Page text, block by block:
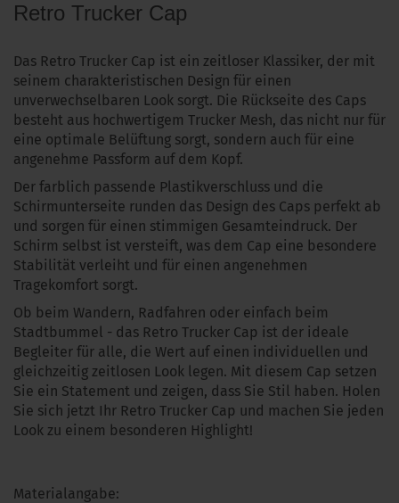
Retro Trucker Cap
Das Retro Trucker Cap ist ein zeitloser Klassiker, der mit
seinem charakteristischen Design für einen
unverwechselbaren Look sorgt. Die Rückseite des Caps
besteht aus hochwertigem Trucker Mesh, das nicht nur für
eine optimale Belüftung sorgt, sondern auch für eine
angenehme Passform auf dem Kopf.
Der farblich passende Plastikverschluss und die
Schirmunterseite runden das Design des Caps perfekt ab
und sorgen für einen stimmigen Gesamteindruck. Der
Schirm selbst ist versteift, was dem Cap eine besondere
Stabilität verleiht und für einen angenehmen
Tragekomfort sorgt.
Ob beim Wandern, Radfahren oder einfach beim
Stadtbummel - das Retro Trucker Cap ist der ideale
Begleiter für alle, die Wert auf einen individuellen und
gleichzeitig zeitlosen Look legen. Mit diesem Cap setzen
Sie ein Statement und zeigen, dass Sie Stil haben. Holen
Sie sich jetzt Ihr Retro Trucker Cap und machen Sie jeden
Look zu einem besonderen Highlight!
Materialangabe: